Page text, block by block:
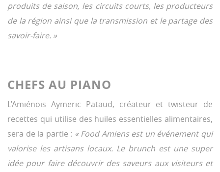
produits de saison, les circuits courts, les producteurs
de la région ainsi que la transmission et le partage des
savoir-faire. »
CHEFS AU PIANO
L’Amiénois Aymeric Pataud, créateur et twisteur de
recettes qui utilise des huiles essentielles alimentaires,
sera de la partie : « Food Amiens est un événement qui
valorise les artisans locaux. Le brunch est une super
idée pour faire découvrir des saveurs aux visiteurs et